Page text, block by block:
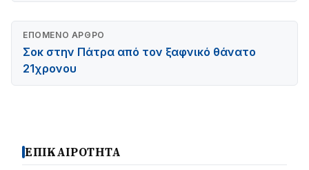
ΕΠΌΜΕΝΟ ΆΡΘΡΟ
Σοκ στην Πάτρα από τον ξαφνικό θάνατο
21χρονου
ΕΠΙΚΑΙΡΟΤΗΤΑ